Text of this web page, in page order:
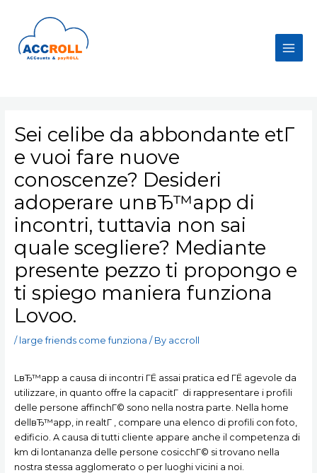
content
Main
Sei celibe da abbondante etГ
e vuoi fare nuove
conoscenze? Desideri
adoperare unвЂ™app di
incontri, tuttavia non sai
quale scegliere? Mediante
presente pezzo ti propongo e
ti spiego maniera funziona
Lovoo.
/ large friends come funziona / By accroll
LвЂ™app a causa di incontri ГЁ assai pratica ed ГЁ agevole da
utilizzare, in quanto offre la capacitГ di rappresentare i profili
delle persone affinchГ© sono nella nostra parte. Nella home
dellвЂ™app, in realtГ , compare una elenco di profili con foto,
edificio. A causa di tutti cliente appare anche il competenza di
km di lontananza delle persone cosicchГ© si trovano nella
nostra stessa agglomerato o per luoghi vicini a noi.